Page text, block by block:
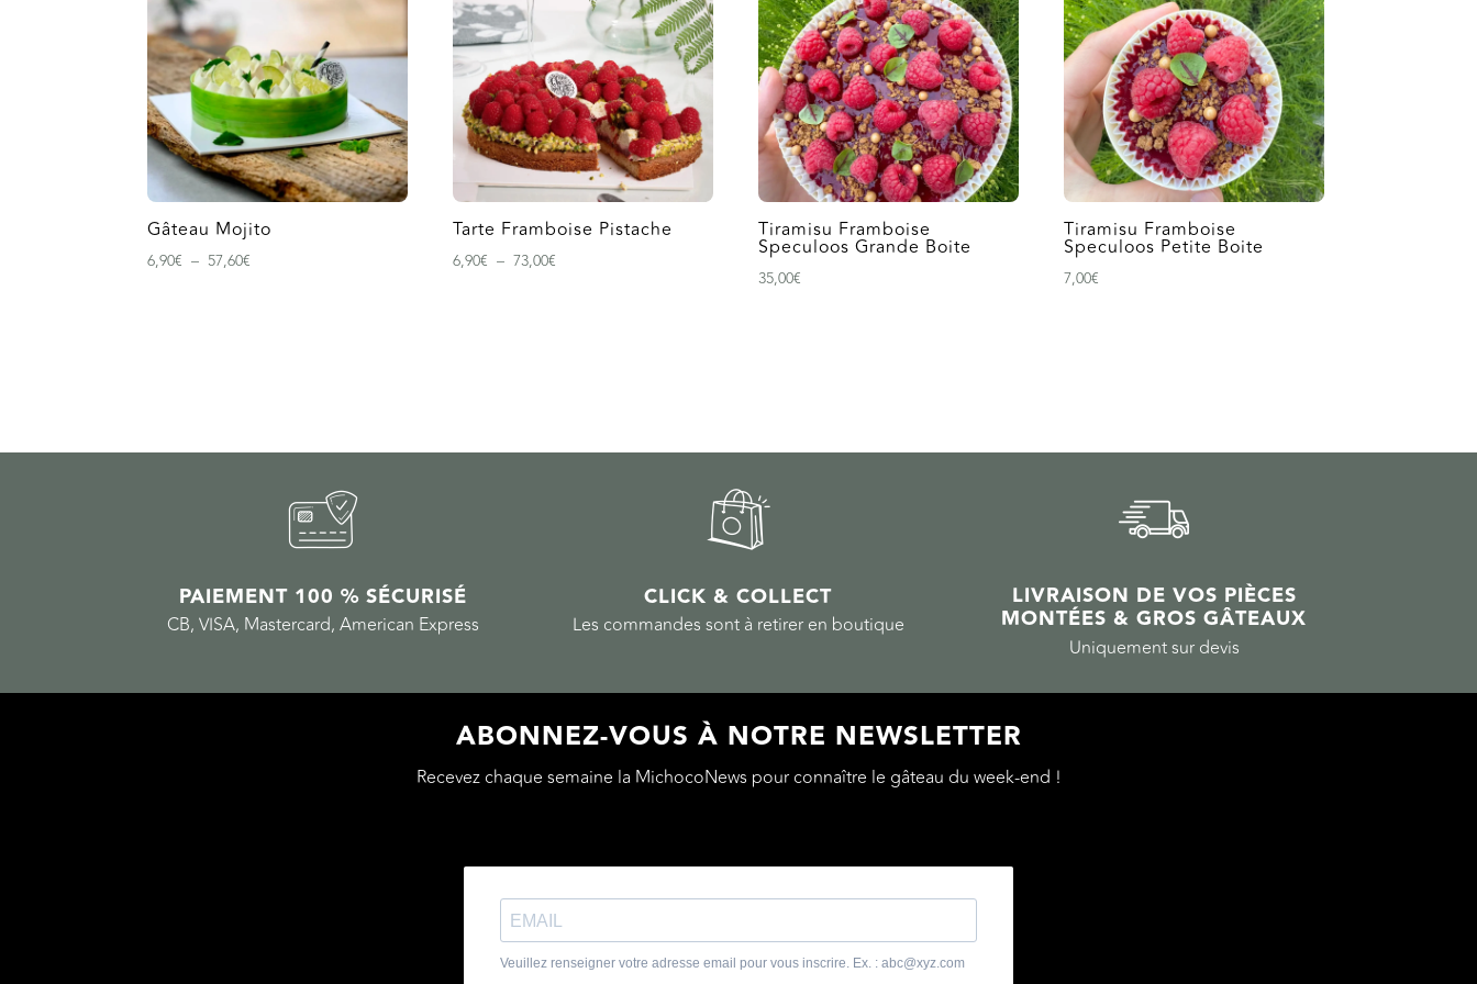
Gâteau Mojito
6,90€ – 57,60€
Tarte Framboise Pistache
6,90€ – 73,00€
Tiramisu Framboise
Speculoos Grande Boite
35,00€
Tiramisu Framboise
Speculoos Petite Boite
7,00€
PAIEMENT 100 % SÉCURISÉ
CB, VISA, Mastercard, American Express
CLICK & COLLECT
Les commandes sont à retirer en boutique
LIVRAISON DE VOS PIÈCES
MONTÉES & GROS GÂTEAUX
Uniquement sur devis
ABONNEZ-VOUS À NOTRE NEWSLETTER
Recevez chaque semaine la MichocoNews pour connaître le gâteau du week-end !